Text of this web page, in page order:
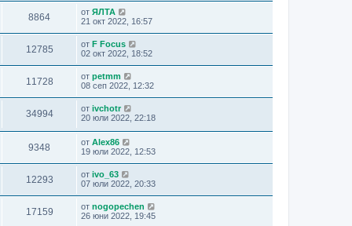
8864 от ЯЛТА
21 окт 2022, 16:57
12785 от F Focus
02 окт 2022, 18:52
11728 от petmm
08 сеп 2022, 12:32
34994 от ivchotr
20 юли 2022, 22:18
9348 от Alex86
19 юли 2022, 12:53
12293 от ivo_63
07 юли 2022, 20:33
17159 от nogopechen
26 юни 2022, 19:45